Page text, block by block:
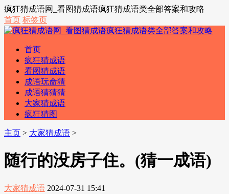
疯狂猜成语网_看图猜成语疯狂猜成语类全部答案和攻略
首页 标签页
首页
疯狂猜成语
看图猜成语
成语玩命猜
成语猜猜猜
大家猜成语
疯狂猜图
主页 > 大家猜成语 >
随行的没房子住。(猜一成语)
大家猜成语 2024-07-31 15:41